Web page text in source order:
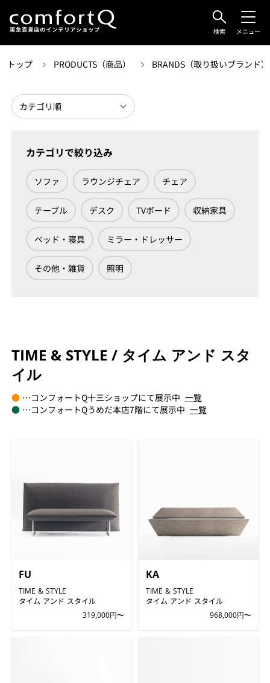
検索 メニュー
トップ PRODUCTS（商品） BRANDS（取り扱いブランド
カテゴリで絞り込み
ソファ ラウンジチェア チェア
テーブル デスク TVボード 収納家具
ベッド・寝具 ミラー・ドレッサー
その他・雑貨 照明
TIME & STYLE / タイム アンド スタ
イル
●…コンフォートQ十三ショップにて展示中 一覧
●…コンフォートQうめだ本店7階にて展示中 一覧
FU
TIME & STYLE
タイム アンド スタイル
319,000円〜
KA
TIME & STYLE
タイム アンド スタイル
968,000円〜